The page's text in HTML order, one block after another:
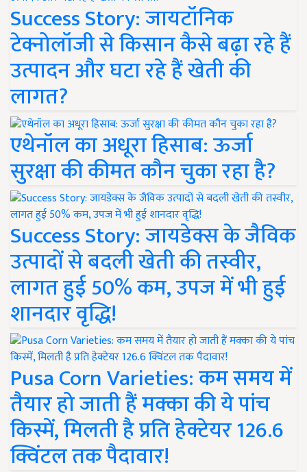
Success Story: जायटॉनिक
टेक्नोलॉजी से किसान कैसे बढ़ा रहे हैं
उत्पादन और घटा रहे हैं खेती की
लागत?
एथेनॉल का अधूरा हिसाब: ऊर्जा
सुरक्षा की कीमत कौन चुका रहा है?
Success Story: जायडेक्स के जैविक
उत्पादों से बदली खेती की तस्वीर,
लागत हुई 50% कम, उपज में भी हुई
शानदार वृद्धि!
Pusa Corn Varieties: कम समय में
तैयार हो जाती हैं मक्का की ये पांच
किस्में, मिलती है प्रति हेक्टेयर 126.6
क्विंटल तक पैदावार!